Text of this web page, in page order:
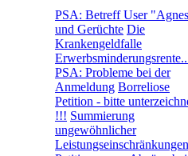
PSA: Betreff User
und Gerüchte Die
Krankengeldfalle
PSA: Probleme bei der
Anmeldung Borreliose
Petition - bitte
!!! Summierung
ungewöhnlicher